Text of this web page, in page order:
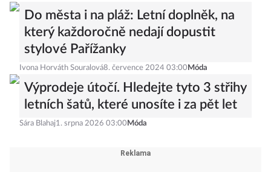
Do města i na pláž: Letní doplněk, na
který každoročně nedají dopustit
stylové Pařížanky
Ivona Horváth Souralová8. července 2024 03:00 Móda
Výprodeje útočí. Hledejte tyto 3 střihy
letních šatů, které unosíte i za pět let
Sára Blahaj1. srpna 2026 03:00 Móda